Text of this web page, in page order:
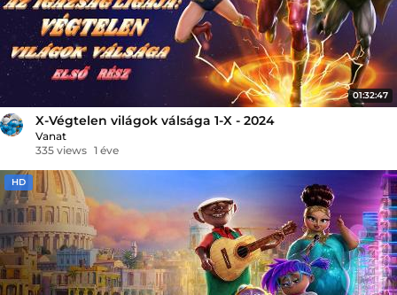
01:32:47
X-Végtelen világok válsága 1-X - 2024
Vanat
335 views 1 éve
HD